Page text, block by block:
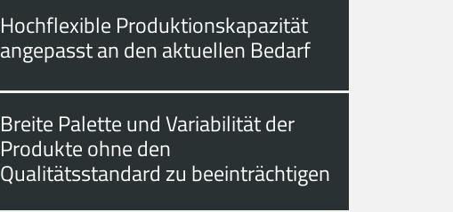
Hochflexible Produktionskapazität
angepasst an den aktuellen Bedarf
Breite Palette und Variabilität der
Produkte ohne den
Qualitätsstandard zu beeinträchtigen